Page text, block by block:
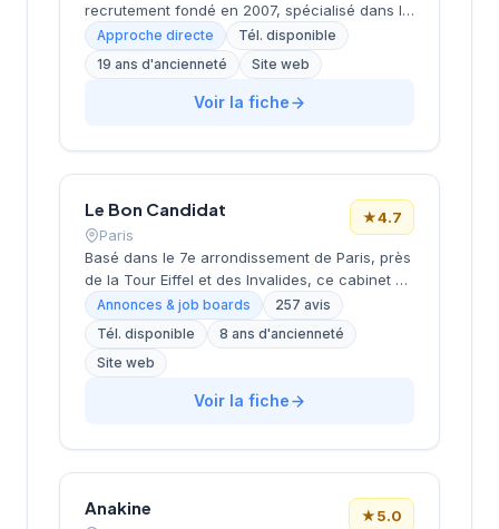
recrutement fondé en 2007, spécialisé dans le
conseil en ressources humaines, le
recrutement de cadres et dirigeants, le
coaching et l'outplacement. Situé au 16 rue de
Monceau dans le 8e arrondissement de Paris,
Approche directe
Tél. disponible
19 ans d'ancienneté
Site web
Voir la fiche
Le Bon Candidat
Paris
★4.7
Basé dans le 7e arrondissement de Paris, près
de la Tour Eiffel et des Invalides, ce cabinet de
recrutement bénéficie d'une localisation
prestigieuse au cœur de la capitale. Installé
rue de Bellechasse, il accompagne les
entreprises dans leurs recrutements avec une
approche personnalisée. La structure affiche
une excellente réputation auprès de sa
prestations de conseil en recrutement.
Annonces & job boards
257 avis
Tél. disponible
8 ans d'ancienneté
Site web
Voir la fiche
Anakine ★5.0